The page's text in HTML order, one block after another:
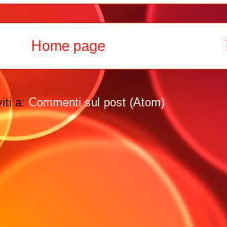
Home page
a:Commenti sul post (Atom)